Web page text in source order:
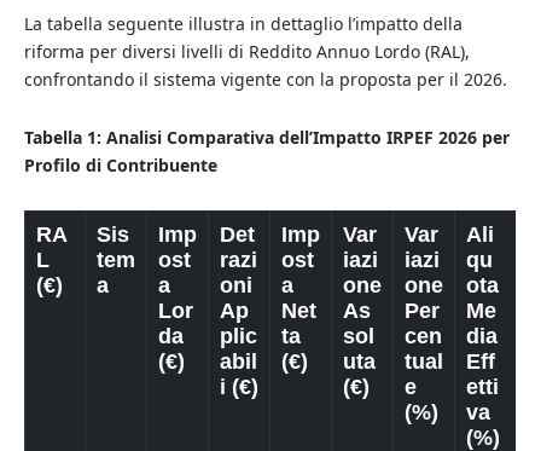
La tabella seguente illustra in dettaglio l’impatto della
riforma per diversi livelli di Reddito Annuo Lordo (RAL),
confrontando il sistema vigente con la proposta per il 2026.
Tabella 1: Analisi Comparativa dell’Impatto IRPEF 2026 per
Profilo di Contribuente
RA
L
(€)
Sis
tem
a
Imp
ost
a
Lor
da
(€)
Det
razi
oni
Ap
plic
abil
i (€)
Imp
ost
a
Net
ta
(€)
Var
iazi
one
As
sol
uta
(€)
Var
iazi
one
Per
cen
tual
e
(%)
Ali
qu
ota
Me
dia
Eff
etti
va
(%)